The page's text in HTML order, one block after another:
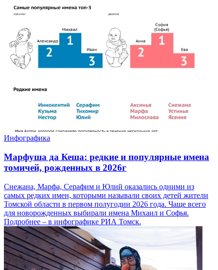
Инфографика
Марфуша да Кеша: редкие и популярные имена
томичей, рожденных в 2026г
Снежана, Марфа, Серафим и Юлий оказались одними из
самых редких имен, которыми называли своих детей жители
Томской области в первом полугодии 2026 года. Чаще всего
для новорожденных выбирали имена Михаил и Софья.
Подробнее – в инфографике РИА Томск.